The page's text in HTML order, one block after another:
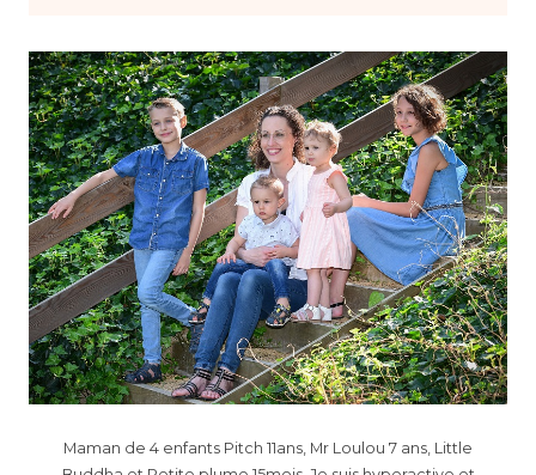
Maman de 4 enfants Pitch 11ans, Mr Loulou 7 ans, Little